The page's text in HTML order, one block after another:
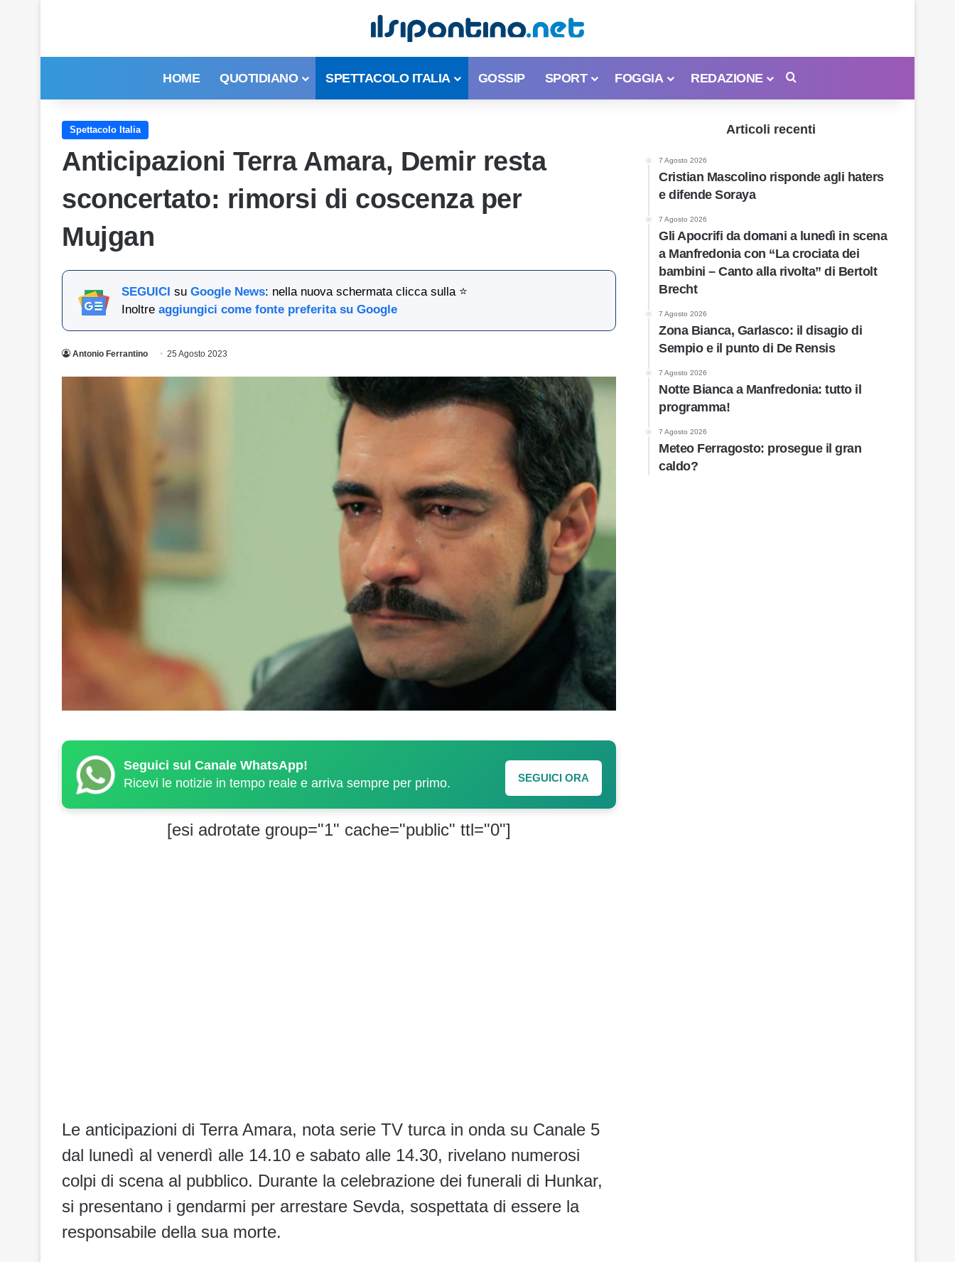
HOME QUOTIDIANO SPETTACOLO ITALIA GOSSIP SPORT FOGGIA REDAZIONE
Spettacolo Italia
Anticipazioni Terra Amara, Demir resta
sconcertato: rimorsi di coscenza per
Mujgan
SEGUICI su Google News: nella nuova schermata clicca sulla ⭐
Inoltre aggiungici come fonte preferita su Google
Antonio Ferrantino 25 Agosto 2023
Seguici sul Canale WhatsApp!
Ricevi le notizie in tempo reale e arriva sempre per primo.
SEGUICI ORA
[esi adrotate group="1" cache="public" ttl="0"]
Le anticipazioni di Terra Amara, nota serie TV turca in onda su Canale 5
dal lunedì al venerdì alle 14.10 e sabato alle 14.30, rivelano numerosi
colpi di scena al pubblico. Durante la celebrazione dei funerali di Hunkar,
si presentano i gendarmi per arrestare Sevda, sospettata di essere la
responsabile della sua morte.
Articoli recenti
7 Agosto 2026
Cristian Mascolino risponde agli haters
e difende Soraya
7 Agosto 2026
Gli Apocrifi da domani a lunedì in scena
a Manfredonia con “La crociata dei
bambini – Canto alla rivolta” di Bertolt
Brecht
7 Agosto 2026
Zona Bianca, Garlasco: il disagio di
Sempio e il punto di De Rensis
7 Agosto 2026
Notte Bianca a Manfredonia: tutto il
programma!
7 Agosto 2026
Meteo Ferragosto: prosegue il gran
caldo?